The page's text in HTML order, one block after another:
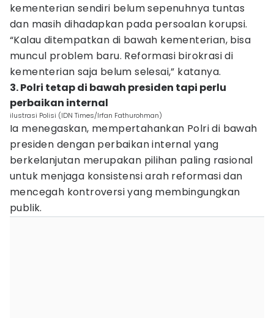
kementerian sendiri belum sepenuhnya tuntas
dan masih dihadapkan pada persoalan korupsi.
“Kalau ditempatkan di bawah kementerian, bisa
muncul problem baru. Reformasi birokrasi di
kementerian saja belum selesai,” katanya.
3. Polri tetap di bawah presiden tapi perlu
perbaikan internal
ilustrasi Polisi (IDN Times/Irfan Fathurohman)
Ia menegaskan, mempertahankan Polri di bawah
presiden dengan perbaikan internal yang
berkelanjutan merupakan pilihan paling rasional
untuk menjaga konsistensi arah reformasi dan
mencegah kontroversi yang membingungkan
publik.